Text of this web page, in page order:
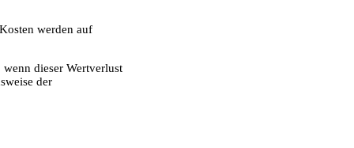
werden auf
dieser Wertverlust
der